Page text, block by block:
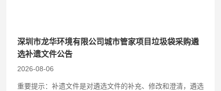
深圳市龙华环境有限公司城市管家项目垃圾袋采购遴
选补遗文件公告
2026-08-06
重要提示：补遗文件是对遴选文件的补充、修改和澄清，遴选